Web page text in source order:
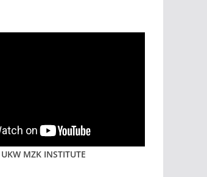
UKW MZK INSTITUTE